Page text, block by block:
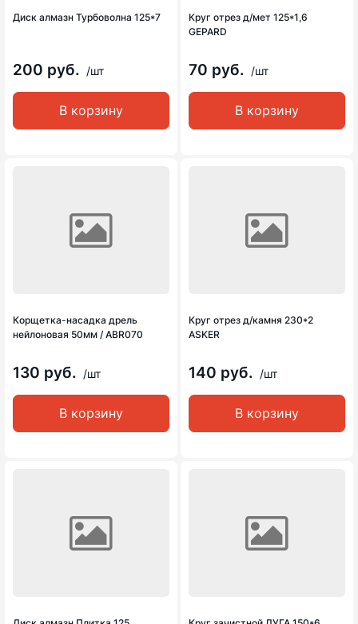
Диск алмазн Турбоволна 125*7
200 руб. /шт
В корзину
Круг отрез д/мет 125*1,6
GEPARD
70 руб. /шт
В корзину
Корщетка-насадка дрель
нейлоновая 50мм / ABR070
130 руб. /шт
В корзину
Круг отрез д/камня 230*2
ASKER
140 руб. /шт
В корзину